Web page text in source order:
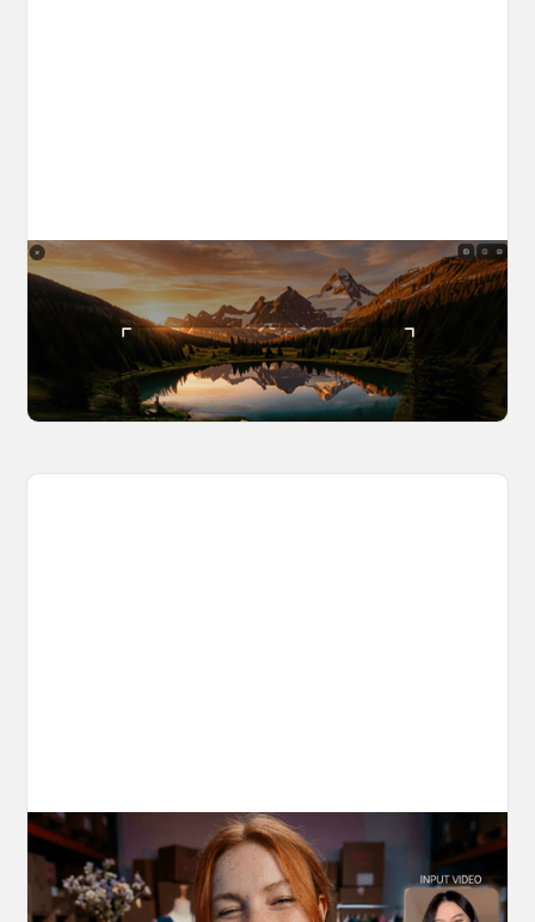
The World Builder's Handbook
Build a world once, shoot from it forever. Your
complete guide to creating, navigating, and
capturing inside OpenArt Worlds.
March 25, 2026
10 Types of Videos You Can Create with
Kling 3.0 Motion Control
Discover 10 video types you can create using